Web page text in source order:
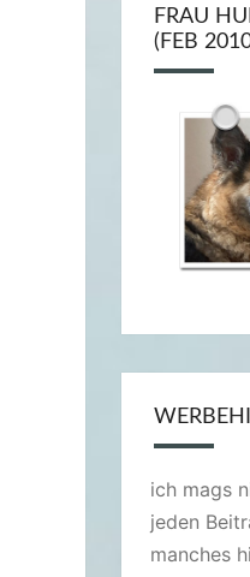
FRAU
(FEB
ich mags
jeden
manches